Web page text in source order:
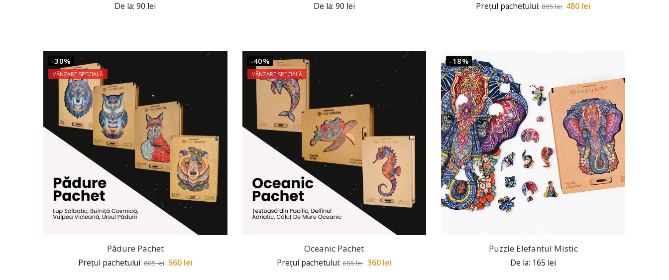
De la:90 lei De la: 90 lei Prețul pachetului: 805lei 480 lei
-30%
VÂNZARE SPECIALĂ
Pădure Pachet
Prețul pachetului:805lei 560 lei
-40%
VÂNZARE SPECIALĂ
Oceanic Pachet
Prețul pachetului:605lei 360 lei
-18%
Puzzle Elefantul Mistic
De la: 165 lei